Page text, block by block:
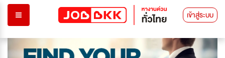
เข้าสู่ระบบ